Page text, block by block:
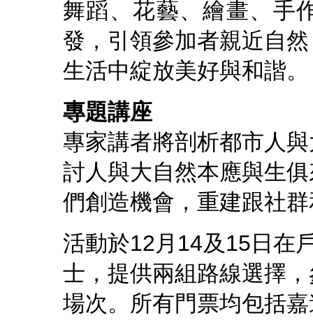
舞蹈、花藝、繪畫、手
發，引領參加者親近自
生活中綻放美好與和諧。
專題講座
專家講者將剖析都市人
討人與大自然本應與生
們創造機會，重建跟社
活動於12月14及15日在
士，提供兩組路線選擇
場次。所有門票均包括